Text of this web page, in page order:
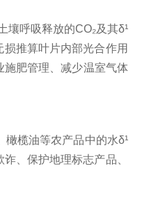
呼吸释放的CO₂及其δ¹
推算叶片内部光合作用
施肥管理、减少温室气体
榄油等农产品中的水δ¹
、保护地理标志产品、